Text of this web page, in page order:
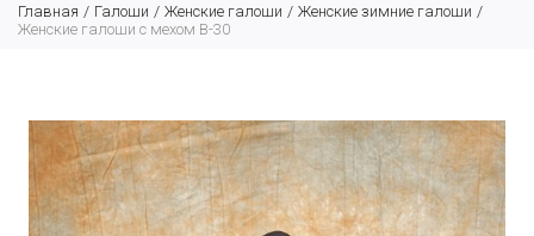
Главная Галоши Женские галоши
Женские зимние галоши
Женские галоши с мехом В-30